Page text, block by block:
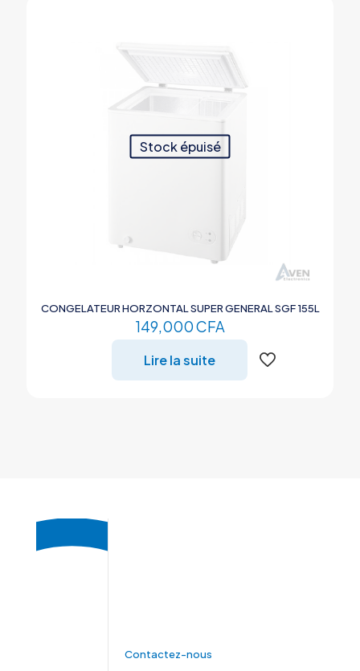
Stock épuisé
CONGELATEUR HORZONTAL SUPER GENERAL SGF 155L
149,000CFA
Lire la suite
Contactez-nous